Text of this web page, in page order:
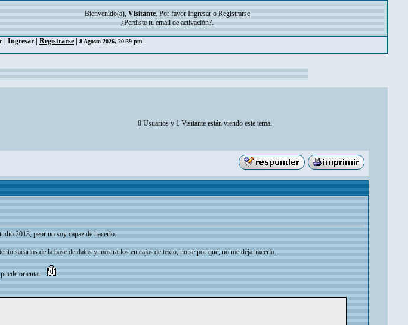
Bienvenido(a), Visitante. Por favor Ingresar o Registrarse
¿Perdiste tu email de activación?.
Ingresar Registrarse 8 Agosto 2026, 20:39 pm
0 Usuarios y 1 Visitante están viendo este tema.
2013, peor no soy capaz de hacerlo.
sacarlos de la base de datos y mostrarlos en cajas de texto, no sé por qué, no me deja hacerlo.
puede orientar